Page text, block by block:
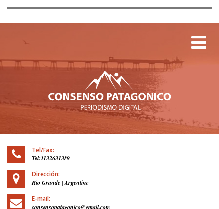
Tel/Fax:
Tel:1132631389
Dirección:
Rio Grande | Argentina
E-mail:
consensopatagonico@gmail.com